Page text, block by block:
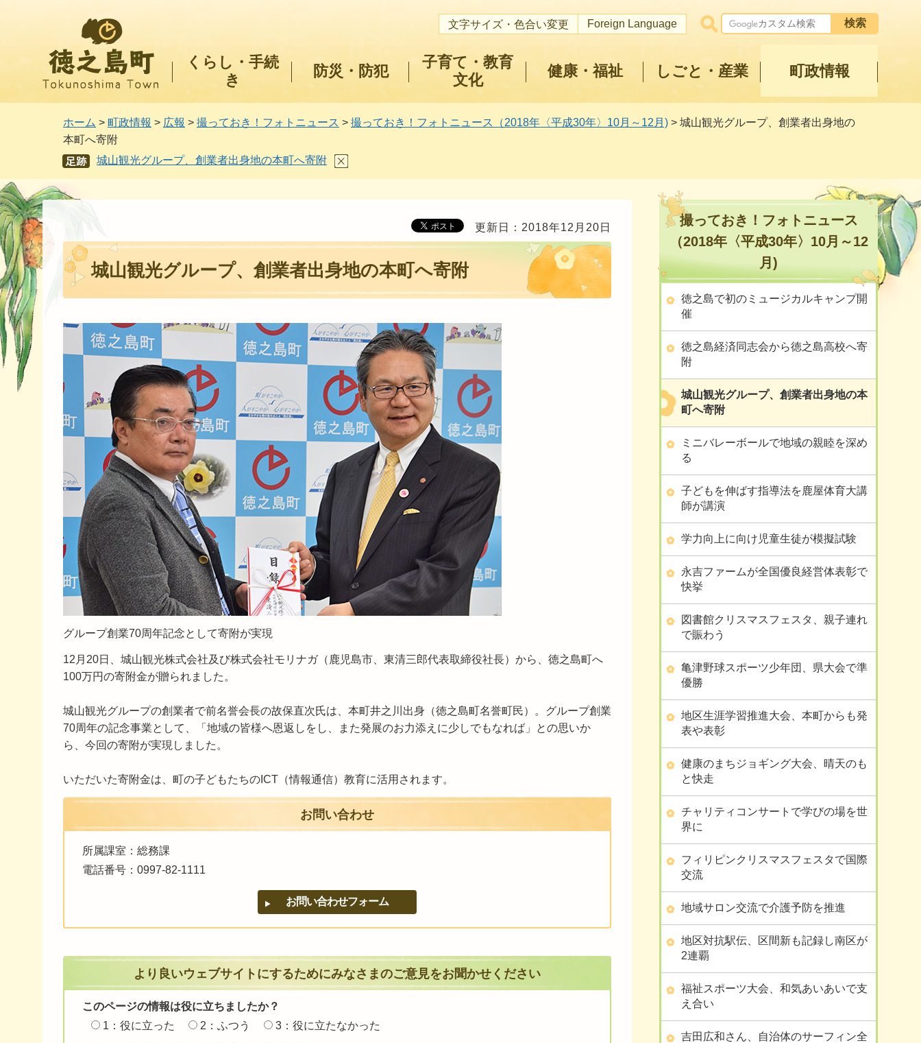
文字サイズ・色合い変更 Foreign Language
くらし・手続
き
防災・防犯
子育て・教育
文化
健康・福祉 しごと・産業 町政情報
ホーム > 町政情報 > 広報 > 撮っておき！フォトニュース > 撮っておき！フォトニュース（2018年〈平成30年〉10月～12月) > 城山観光グループ、創業者出身地の
本町へ寄附
あし
あと
城山観光グループ、創業者出身地の本町へ寄附
更新日：2018年12月20日
城山観光グループ、創業者出身地の本町へ寄附
グループ創業70周年記念として寄附が実現
12月20日、城山観光株式会社及び株式会社モリナガ（鹿児島市、東清三郎代表取締役社長）から、徳之島町へ
100万円の寄附金が贈られました。
城山観光グループの創業者で前名誉会長の故保直次氏は、本町井之川出身（徳之島町名誉町民）。グループ創業
70周年の記念事業として、「地域の皆様へ恩返しをし、また発展のお力添えに少しでもなれば」との思いか
ら、今回の寄附が実現しました。
いただいた寄附金は、町の子どもたちのICT（情報通信）教育に活用されます。
お問い合わせ
所属課室：総務課
電話番号：0997-82-1111
より良いウェブサイトにするためにみなさまのご意見をお聞かせください
このページの情報は役に立ちましたか？
1：役に立った
2：ふつう 3：役に立たなかった
撮っておき！フォトニュース
（2018年〈平成30年〉10月～12
月)
徳之島で初のミュージカルキャンプ開
催
徳之島経済同志会から徳之島高校へ寄
附
城山観光グループ、創業者出身地の本
町へ寄附
ミニバレーボールで地域の親睦を深め
る
子どもを伸ばす指導法を鹿屋体育大講
師が講演
学力向上に向け児童生徒が模擬試験
永吉ファームが全国優良経営体表彰で
快挙
図書館クリスマスフェスタ、親子連れ
で賑わう
亀津野球スポーツ少年団、県大会で準
優勝
地区生涯学習推進大会、本町からも発
表や表彰
健康のまちジョギング大会、晴天のも
と快走
チャリティコンサートで学びの場を世
界に
フィリピンクリスマスフェスタで国際
交流
地域サロン交流で介護予防を推進
地区対抗駅伝、区間新も記録し南区が
2連覇
福祉スポーツ大会、和気あいあいで支
え合い
吉田広和さん、自治体のサーフィン全